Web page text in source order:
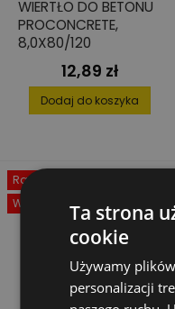
WIERTŁO DO BETONU
PROCONCRETE,
8,0X80/120
Cena
12,89 zł
Dodaj do koszyka
Rabat
Wyprzedaż!Ta strona
cookie
Używamy
personalizacji